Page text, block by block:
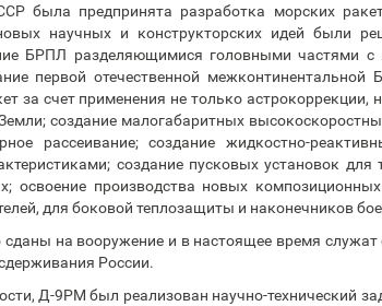
была предпринята разработка морских
научных и конструкторских идей были
БРПЛ разделяющимися головными частями с
первой отечественной
за счет применения не только астрокоррекции,
создание малогабаритных
рассеивание; создание жидкостно-
создание пусковых установок для
освоение производства новых
для боковой теплозащиты и наконечников
на вооружение и в настоящее время служат
России.
Д-9РМ был реализован научно-технический